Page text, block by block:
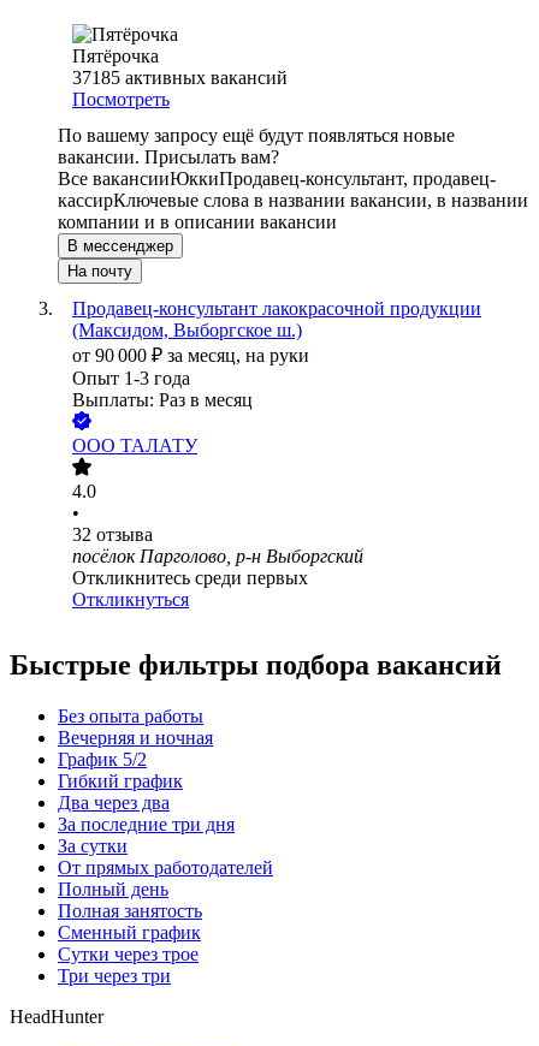
Пятёрочка
37185 активных вакансий
Посмотреть
По вашему запросу ещё будут появляться новые
вакансии. Присылать вам?
Все вакансииЮккиПродавец-консультант, продавец-
кассирКлючевые слова в названии вакансии, в названии
компании и в описании вакансии
В мессенджер
На почту
Продавец-консультант лакокрасочной продукции
(Максидом, Выборгское ш.)
от 90 000 ₽ за месяц, на руки
Опыт 1-3 года
Выплаты: Раз в месяц
ООО ТАЛАТУ
4.0
•
32 отзыва
посёлок Парголово, р-н Выборгский
Откликнитесь среди первых
Откликнуться
Быстрые фильтры подбора вакансий
Без опыта работы
Вечерняя и ночная
График 5/2
Гибкий график
Два через два
За последние три дня
За сутки
От прямых работодателей
Полный день
Полная занятость
Сменный график
Сутки через трое
Три через три
HeadHunter